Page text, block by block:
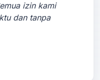
izin kami
dan tanpa